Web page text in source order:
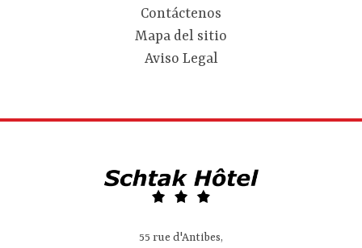
Contáctenos
Mapa del sitio
Aviso Legal
55 rue d'Antibes,